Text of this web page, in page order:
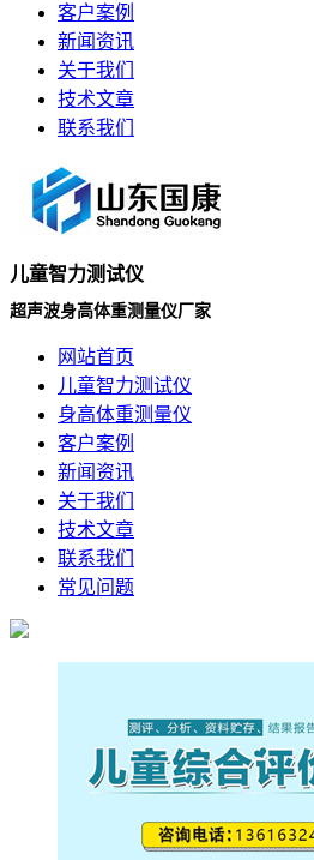
客户案例
新闻资讯
关于我们
技术文章
联系我们
儿童智力测试仪
超声波身高体重测量仪厂家
网站首页
儿童智力测试仪
身高体重测量仪
客户案例
新闻资讯
关于我们
技术文章
联系我们
常见问题